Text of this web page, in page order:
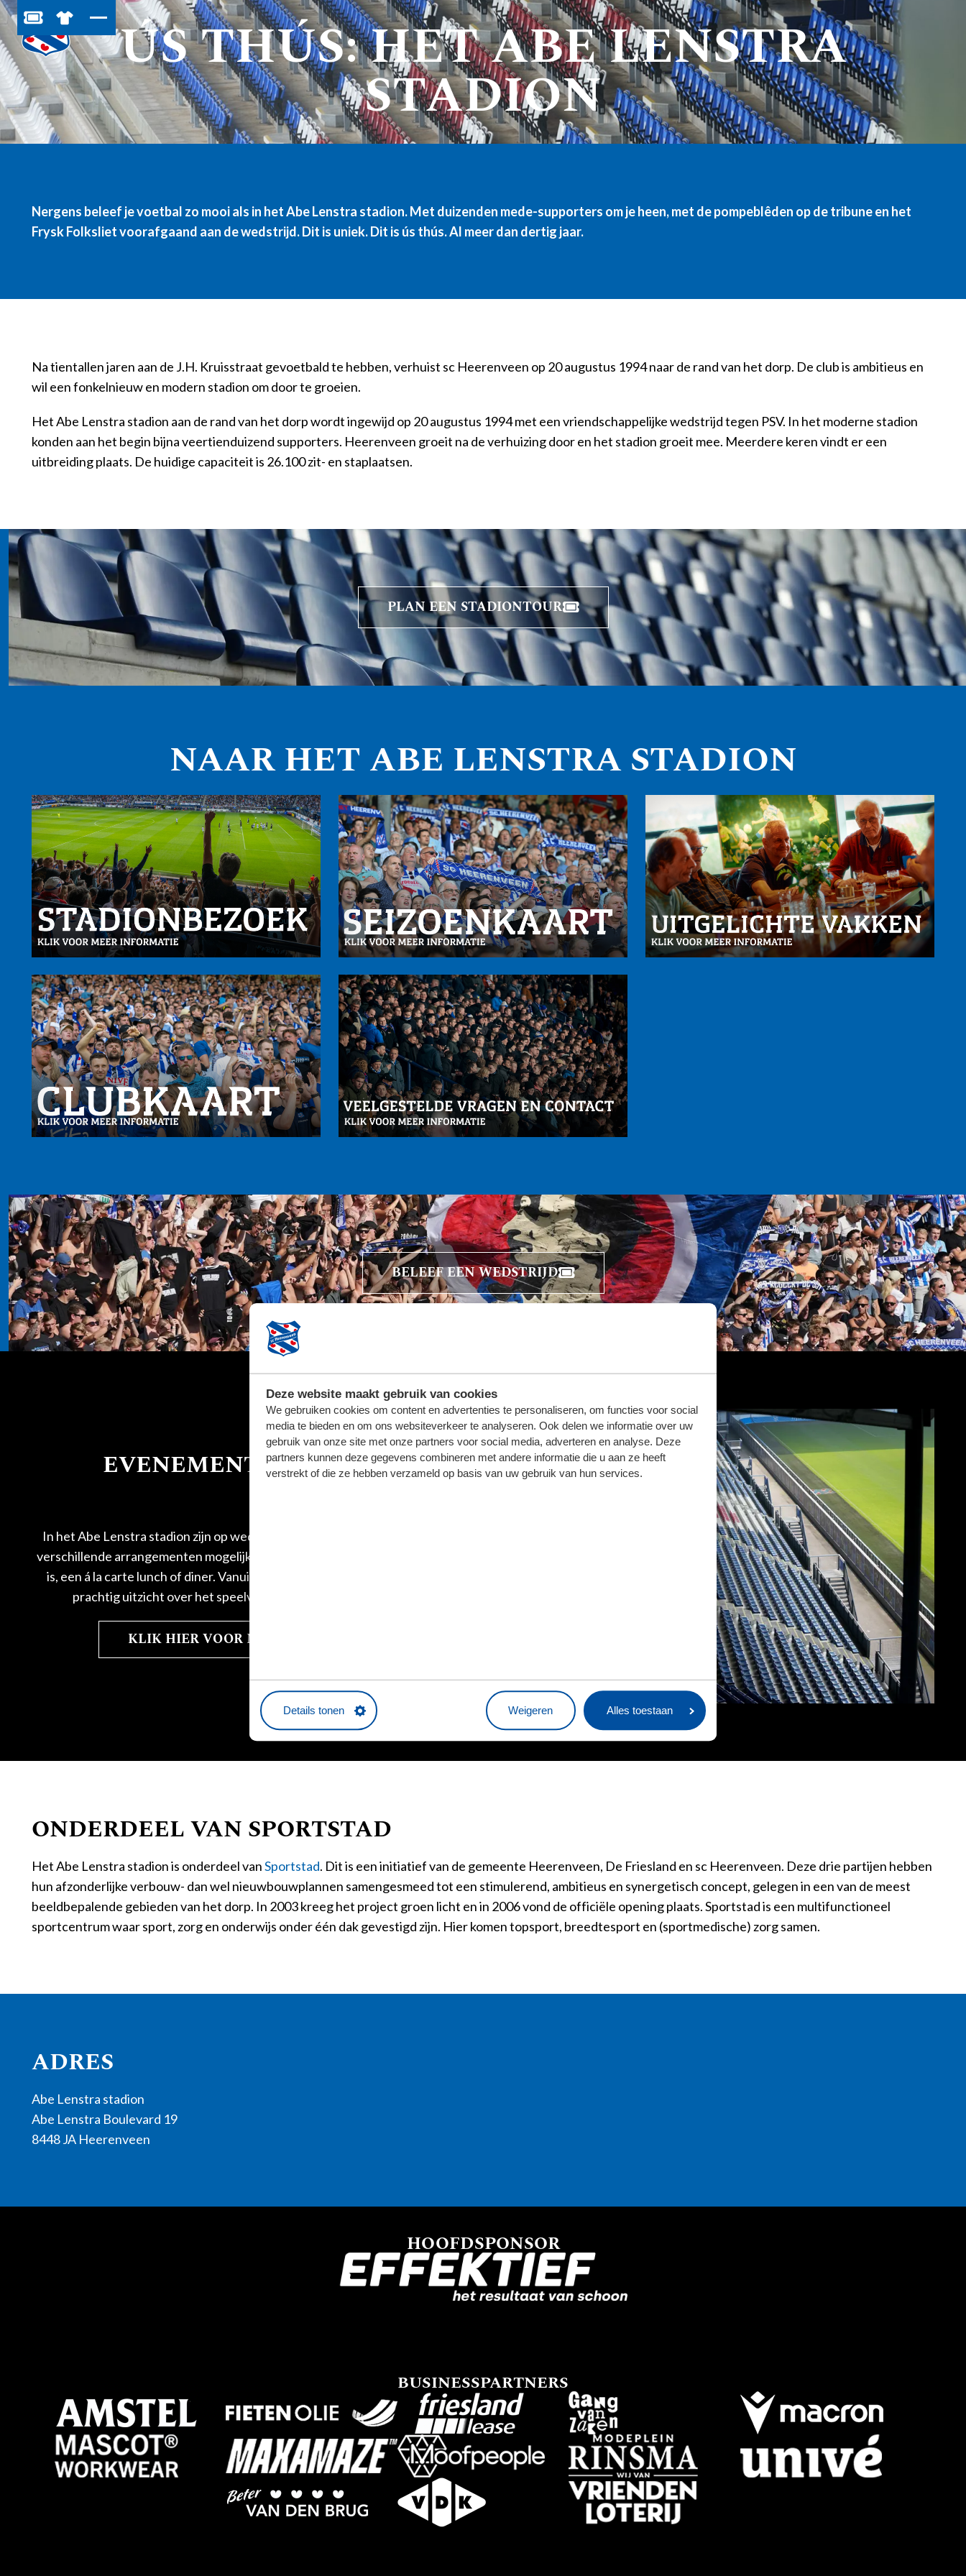
Deze website maakt gebruik van cookies
We gebruiken cookies om content en advertenties te personaliseren, om functies voor social
media te bieden en om ons websiteverkeer te analyseren. Ook delen we informatie over uw
gebruik van onze site met onze partners voor social media, adverteren en analyse. Deze
partners kunnen deze gegevens combineren met andere informatie die u aan ze heeft
verstrekt of die ze hebben verzameld op basis van uw gebruik van hun services.
Details tonen Weigeren Alles toestaan
BESTEL JOUW TICKETS
SHOP IN DE FEANSTORE
ÚS THÚS: HET ABE LENSTRA
STADION
Nergens beleef je voetbal zo mooi als in het Abe Lenstra stadion. Met duizenden mede-supporters om je heen, met de pompeblêden op de tribune en het
Frysk Folksliet voorafgaand aan de wedstrijd. Dit is uniek. Dit is ús thús. Al meer dan dertig jaar.
Na tientallen jaren aan de J.H. Kruisstraat gevoetbald te hebben, verhuist sc Heerenveen op 20 augustus 1994 naar de rand van het dorp. De club is ambitieus en
wil een fonkelnieuw en modern stadion om door te groeien.
Het Abe Lenstra stadion aan de rand van het dorp wordt ingewijd op 20 augustus 1994 met een vriendschappelijke wedstrijd tegen PSV. In het moderne stadion
konden aan het begin bijna veertienduizend supporters. Heerenveen groeit na de verhuizing door en het stadion groeit mee. Meerdere keren vindt er een
uitbreiding plaats. De huidige capaciteit is 26.100 zit- en staplaatsen.
PLAN EEN STADIONTOUR
NAAR HET ABE LENSTRA STADION
BELEEF EEN WEDSTRIJD
EVENEMENTENLOCATIE
In het Abe Lenstra stadion zijn op wedstrijddagen, maar ook op andere data,
verschillende arrangementen mogelijk. Of het nu een borrel met een bitterbal
is, een á la carte lunch of diner. Vanuit elke zaal word je getrakteerd op een
prachtig uitzicht over het speelveld. Een inspirerende omgeving!
KLIK HIER VOOR MEER INFORMATIE
ONDERDEEL VAN SPORTSTAD
Het Abe Lenstra stadion is onderdeel vanSportstad. Dit is een initiatief van de gemeente Heerenveen, De Friesland en sc Heerenveen. Deze drie partijen hebben
hun afzonderlijke verbouw- dan wel nieuwbouwplannen samengesmeed tot een stimulerend, ambitieus en synergetisch concept, gelegen in een van de meest
beeldbepalende gebieden van het dorp. In 2003 kreeg het project groen licht en in 2006 vond de officiële opening plaats. Sportstad is een multifunctioneel
sportcentrum waar sport, zorg en onderwijs onder één dak gevestigd zijn. Hier komen topsport, breedtesport en (sportmedische) zorg samen.
ADRES
Abe Lenstra stadion
Abe Lenstra Boulevard 19
8448 JA Heerenveen
HOOFDSPONSOR
BUSINESSPARTNERS